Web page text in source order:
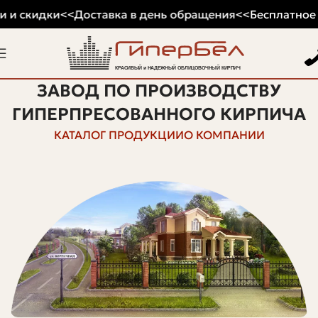
ЗАВОД ПО ПРОИЗВОДСТВУ
ГИПЕРПРЕСОВАННОГО КИРПИЧА
КАТАЛОГ ПРОДУКЦИИО КОМПАНИИ
скидки<<Доставка в день обращения<<Бесплатное